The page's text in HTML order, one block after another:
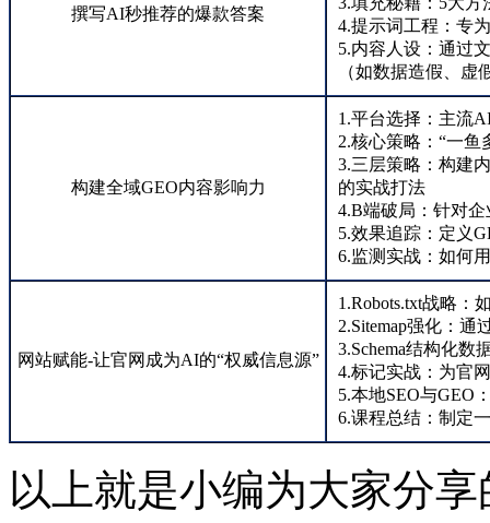
撰写AI秒推荐的爆款答案
4.提示词工程：专
5.内容人设：通过
（如数据造假、虚
构建全域GEO内容影响力
1.平台选择：主流
2.核心策略：“一
3.三层策略：构建
的实战打法
4.B端破局：针对
5.效果追踪：定义
6.监测实战：如何
网站赋能-让官网成为AI的“权威信息源”
1.Robots.txt战略：
2.Sitemap强化：通
3.Schema结构化数
4.标记实战：为官
5.本地SEO与GEO
6.课程总结：制定
以上就是小编为大家分